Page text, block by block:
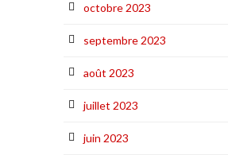
octobre 2023
septembre 2023
août 2023
juillet 2023
juin 2023